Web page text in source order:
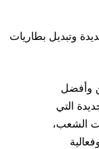
وتبديل بطاريات
وأفضل
التي
الشعب،